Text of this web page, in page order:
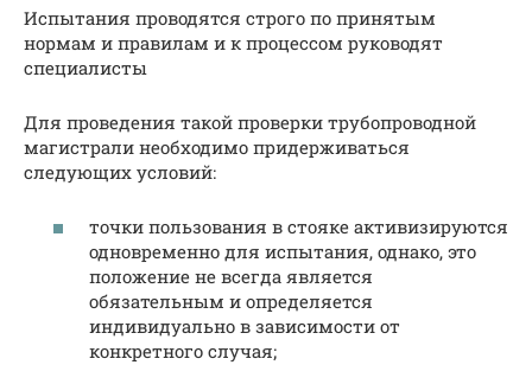
Испытания проводятся строго по принятым
нормам и правилам и к процессом руководят
специалисты
Для проведения такой проверки трубопроводной
магистрали необходимо придерживаться
следующих условий:
точки пользования в стояке активизируются
одновременно для испытания, однако, это
положение не всегда является
обязательным и определяется
индивидуально в зависимости от
конкретного случая;